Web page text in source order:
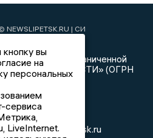
NEWSLIPETSK.RU | СИ
Общество с ограниченной
НОВОСТИ» (ОГРН
9427
info@newslipetsk.ru
вы
на
персональных
сервиса
LiveInternet.